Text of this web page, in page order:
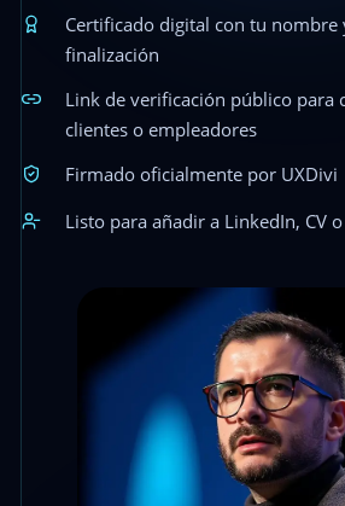
Certificado digital con tu nombre
finalización
Link de verificación público para
clientes o empleadores
Firmado oficialmente por UXDivi
Listo para añadir a LinkedIn, CV